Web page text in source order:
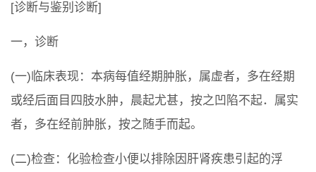
[诊断与鉴别诊断]
一，诊断
(一)临床表现：本病每值经期肿胀，属虚者，多在经期
或经后面目四肢水肿，晨起尤甚，按之凹陷不起．属实
者，多在经前肿胀，按之随手而起。
(二)检查：化验检查小便以排除因肝肾疾患引起的浮